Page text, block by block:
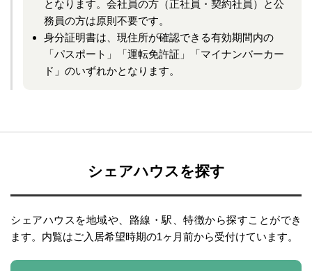
となります。会社員の方（正社員・契約社員）と公
務員の方は原則不要です。
身分証明書は、現住所が確認できる有効期間内の
「パスポート」「運転免許証」「マイナンバーカー
ド」のいずれかとなります。
シェアハウスを探す
シェアハウスを地域や、路線・駅、特徴から探すことができ
ます。内覧はご入居希望時期の1ヶ月前から受付けています。